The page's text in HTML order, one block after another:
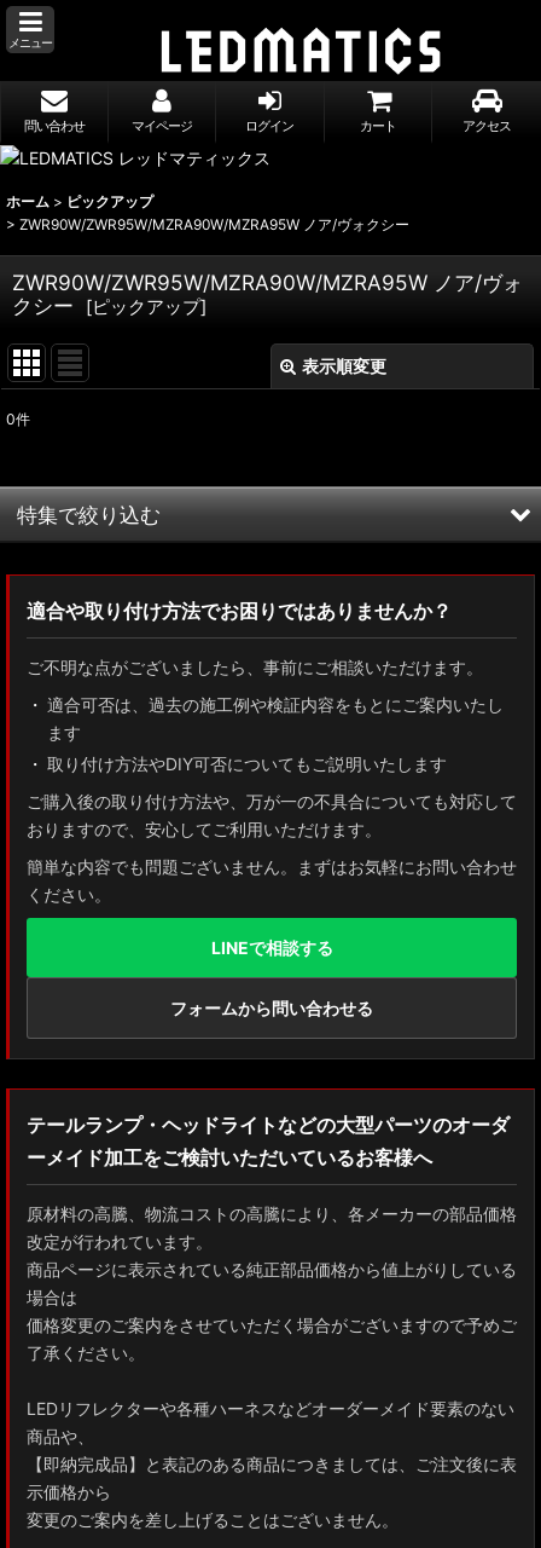
メニュー
問い合わせ マイページ ログイン カート アクセス
ホーム > ピックアップ
> ZWR90W/ZWR95W/MZRA90W/MZRA95W ノア/ヴォクシー
ZWR90W/ZWR95W/MZRA90W/MZRA95W ノア/ヴォ
クシー
[ピックアップ]
表示順変更
並び順:
0件
特集で絞り込む
ZN8 GR86
GUN125 ハイラックス
AXUH80/85 MXUA80/85 ハリアー
ZSU60 ハリアー
MXAA54 AXAH54/52 RAV4
GDJ150W/151 WTRJ150 ランドクルーザー プラド
ZVG11/ZSG10 カローラクロス
GXPA16 MXPA12 GRヤリス
MXPH10/MXPA10/MXBA10/KSP210 ヤリス
MXPJ10/15 MXPB10/15 ヤリスクロス
ZYX10 NGX50 C-HR
AAHH40W/AAHH45W/TAHA40W ヴェルファイア
AAHH40W/AAHH45W/AGH40W アルファード
AYH30/GGH30/35/AGH30/35 ヴェルファイア
AYH30/GGH30/35/AGH30/35 アルファード
適合や取り付け方法でお困りではありませんか？
ご不明な点がございましたら、事前にご相談いただけます。
適合可否は、過去の施工例や検証内容をもとにご案内いたし
ます
取り付け方法やDIY可否についてもご説明いたします
ご購入後の取り付け方法や、万が一の不具合についても対応して
おりますので、安心してご利用いただけます。
簡単な内容でも問題ございません。まずはお気軽にお問い合わせ
ください。
LINEで相談する
フォームから問い合わせる
テールランプ・ヘッドライトなどの大型パーツのオーダ
ーメイド加工をご検討いただいているお客様へ
原材料の高騰、物流コストの高騰により、各メーカーの部品価格
改定が行われています。
商品ページに表示されている純正部品価格から値上がりしている
場合は
価格変更のご案内をさせていただく場合がございますので予めご
了承ください。
LEDリフレクターや各種ハーネスなどオーダーメイド要素のない
商品や、
【即納完成品】と表記のある商品につきましては、ご注文後に表
示価格から
変更のご案内を差し上げることはございません。